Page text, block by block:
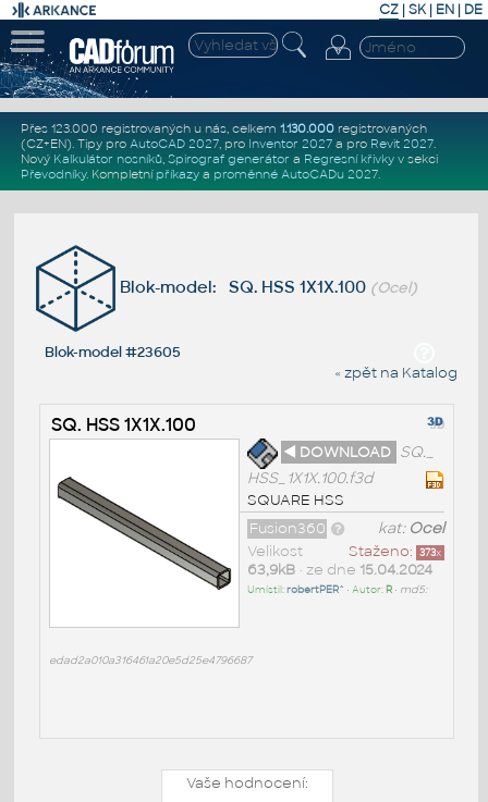
CZ | SK| EN | DE
Přes 123.000 registrovaných u nás, celkem 1.130.000registrovaných
(CZ+EN). Tipy pro AutoCAD 2027, pro Inventor 2027a pro Revit 2027.
Nový Kalkulátor nosníků, Spirograf generátor a Regresní křivkyv sekci
Převodníky. Kompletní příkazya proměnné AutoCADu 2027.
Blok-model: SQ. HSS 1X1X.100 (Ocel)
Blok-model #23605
« zpět na Katalog
SQ. HSS 1X1X.100
◄ DOWNLOAD SQ._
HSS_1X1X.100.f3d
SQUARE HSS
kat: Ocel
Fusion360
Staženo: 373x
Velikost
63,9kB• ze dne 15.04.2024
Umístil:robertPER^ • Autor: R• md5:
edad2a010a316461a20e5d25e4796687
Vaše hodnocení: